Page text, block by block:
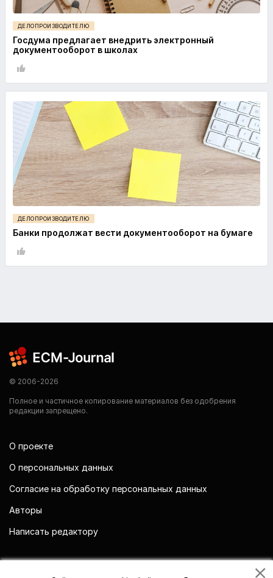
ДЕЛОПРОИЗВОДИТЕЛЮ
Госдума предлагает внедрить электронный
документооборот в школах
ДЕЛОПРОИЗВОДИТЕЛЮ
Банки продолжат вести документооборот на бумаге
© 2006-2026
Полное и частичное копирование материалов без одобрения
редакции запрещено.
О проекте
О персональных данных
Согласие на обработку персональных данных
Авторы
Написать редактору